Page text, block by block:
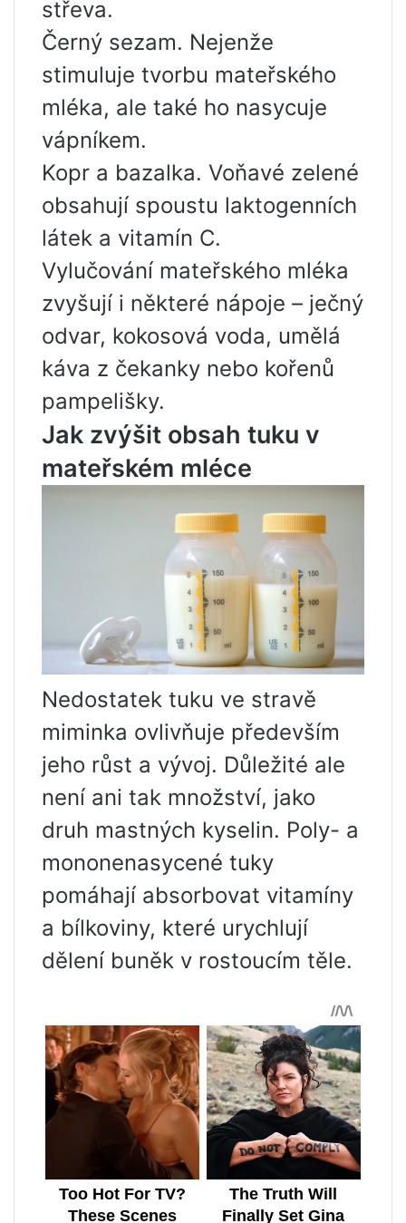
střeva.
Černý sezam. Nejenže
stimuluje tvorbu mateřského
mléka, ale také ho nasycuje
vápníkem.
Kopr a bazalka. Voňavé zelené
obsahují spoustu laktogenních
látek a vitamín C.
Vylučování mateřského mléka
zvyšují i ​​některé nápoje – ječný
odvar, kokosová voda, umělá
káva z čekanky nebo kořenů
pampelišky.
Jak zvýšit obsah tuku v
mateřském mléce
Nedostatek tuku ve stravě
miminka ovlivňuje především
jeho růst a vývoj. Důležité ale
není ani tak množství, jako
druh mastných kyselin. Poly- a
mononenasycené tuky
pomáhají absorbovat vitamíny
a bílkoviny, které urychlují
dělení buněk v rostoucím těle.